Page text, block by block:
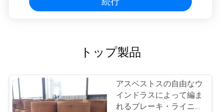
PRIVACY
POLICY
トップ製品
アスベストスの自由なウ
インドラスによって編ま
れるブレーキ・ライニン